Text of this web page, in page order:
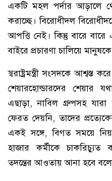
একটি মহল পর্দার আড়ালে
করাচ্ছে। বিরোধীদল
আপত্তি নেই। কিন্তু বারে
বাইরে প্রচারণা চালিয়ে
স্বরাষ্ট্রমন্ত্রী সংসদকে আশ্বস্ত
শেয়ারহোল্ডারদের শেয়ার
এছাড়া, নাবিল গ্রুপসহ
ফেরত দেয়নি, তাদের
একই সঙ্গে, বিগত সময়ে
হাজার কর্মীকে চাকরিচ্যুত
তদন্তের আওতায় আনা হবে বলে